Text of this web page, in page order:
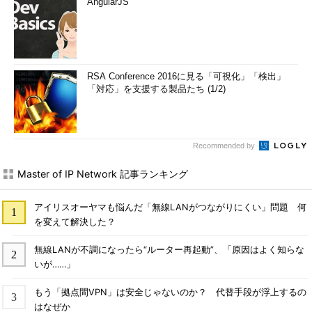
RSA Conference 2016に見る「可視化」「検出」
「対応」を支援する製品たち (1/2)
Recommended by
Master of IP Network 記事ランキング
アイリスオーヤマも悩んだ「無線LANがつながりにくい」問題 何
を変えて解決した？
無線LANが不調になったら“ルーター再起動”、「原因はよく知らな
いが……」
もう「拠点間VPN」は安全じゃないのか？ 代替手段が浮上するの
はなぜか